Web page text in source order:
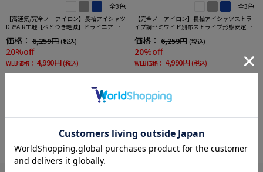
全3色
【高通気/完全ノーアイロン】長袖アイシャツ
DRYAIR生地【べとつき軽減】ドライエアース
トライプ調セミワイド別布ストライプ形態安
定ストレッチ防汚効果吸汗速乾ワイシャツ春
夏
価格： 6,259円 (税込)
20%off
WEB価格： 4,990円 (税込)
全3色
【完全ノーアイロン】長袖アイシャツストラ
イプ調セミワイド別布ストライプ形態安定ス
トレッチ防汚効果吸汗速乾ワイシャツ通年
価格： 6,259円 (税込)
20%off
WEB価格： 4,990円 (税込)
0円OFF対象